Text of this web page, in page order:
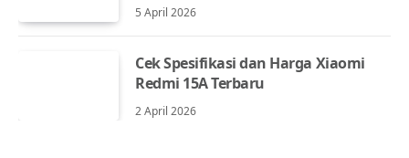
5 April 2026
Cek Spesifikasi dan Harga Xiaomi
Redmi 15A Terbaru
2 April 2026